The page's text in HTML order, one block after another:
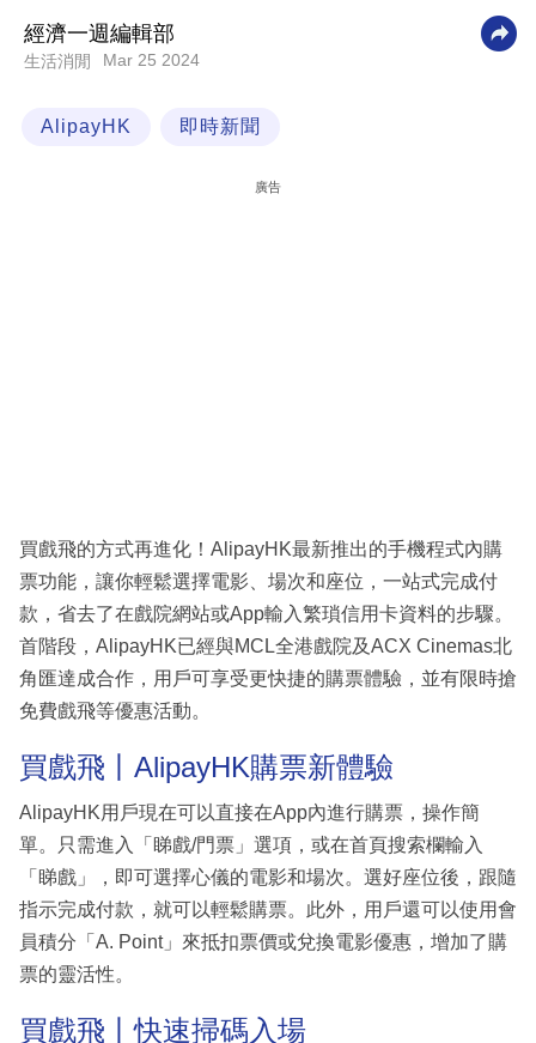
業
科
區
經濟一週編輯部
生活消閒 Mar 25 2024
AlipayHK 即時新聞
廣告
買戲飛的方式再進化！AlipayHK最新推出的手機程式內購
票功能，讓你輕鬆選擇電影、場次和座位，一站式完成付
款，省去了在戲院網站或App輸入繁瑣信用卡資料的步驟。
首階段，AlipayHK已經與MCL全港戲院及ACX Cinemas北
角匯達成合作，用戶可享受更快捷的購票體驗，並有限時搶
免費戲飛等優惠活動。
買戲飛丨AlipayHK購票新體驗
AlipayHK用戶現在可以直接在App內進行購票，操作簡
單。只需進入「睇戲/門票」選項，或在首頁搜索欄輸入
「睇戲」，即可選擇心儀的電影和場次。選好座位後，跟隨
指示完成付款，就可以輕鬆購票。此外，用戶還可以使用會
員積分「A. Point」來抵扣票價或兌換電影優惠，增加了購
票的靈活性。
買戲飛丨快速掃碼入場